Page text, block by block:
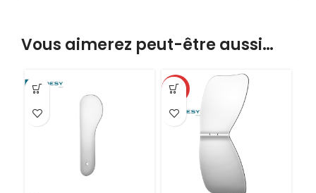
Vous aimerez peut-être aussi…
-13%